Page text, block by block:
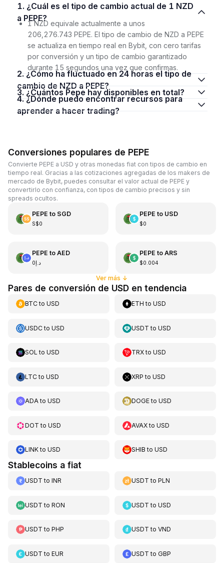
1. ¿Cuál es el tipo de cambio actual de 1 NZD
a PEPE?
1 NZD equivale actualmente a unos
206,276.743 PEPE. El tipo de cambio de NZD a PEPE
se actualiza en tiempo real en Bybit, con cero tarifas
por conversión y un tipo de cambio garantizado
durante 15 segundos una vez que confirmas.
2. ¿Cómo ha fluctuado en 24 horas el tipo de
cambio de NZD a PEPE?
3. ¿Cuántos Pepe hay disponibles en total?
4. ¿Dónde puedo encontrar recursos para
aprender a hacer trading?
Conversiones populares de PEPE
Convierte PEPE a USD y otras monedas fiat con tipos de cambio en
tiempo real. Gracias a las cotizaciones agregadas de los makers de
mercado de Bybit, puedes consultar el valor actual de PEPE y
convertirlo con confianza, con tipos de cambio precisos y sin
spreads ocultos.
PEPE to SGD
S$0
PEPE to USD
$0
PEPE to AED
د.إ0
PEPE to ARS
$0.004
Ver más ↓
Pares de conversión de USD en tendencia
BTCto USD ETH toUSD
USDCto USD USDT toUSD
SOL to USD TRXtoUSD
LTCto USD XRP toUSD
ADAto USD DOGEtoUSD
DOT to USD AVAXtoUSD
LINKto USD SHIB toUSD
Stablecoins a fiat
USDT to INR USDT toPLN
USDT to RON USDT toUSD
USDT to PHP USDT toVND
USDT to EUR USDT toGBP